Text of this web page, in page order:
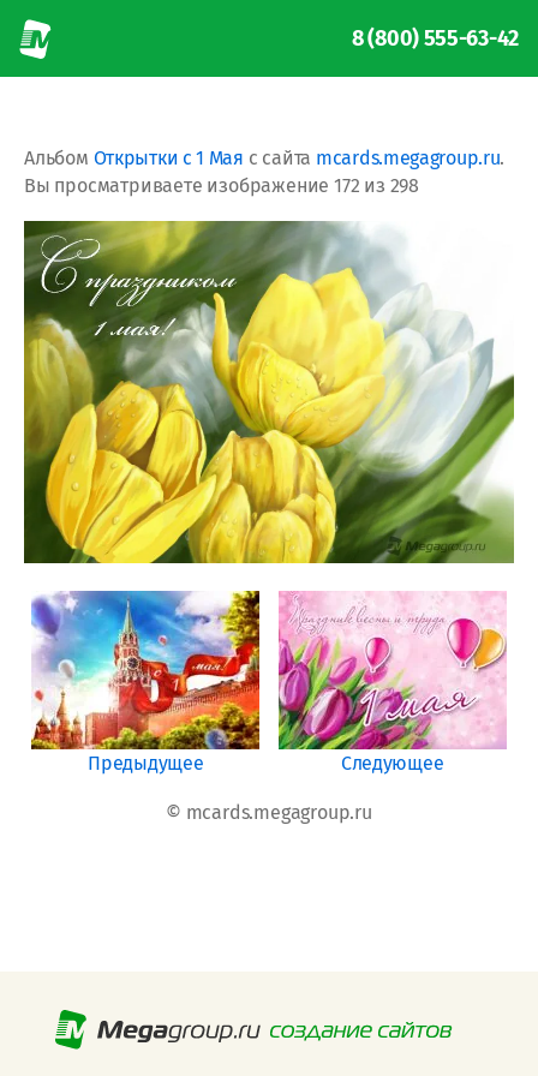
8 (800) 555-63-42
Альбом Открытки с 1 Мая с сайта mcards.megagroup.ru.
Вы просматриваете изображение 172 из 298
Предыдущее Следующее
© mcards.megagroup.ru